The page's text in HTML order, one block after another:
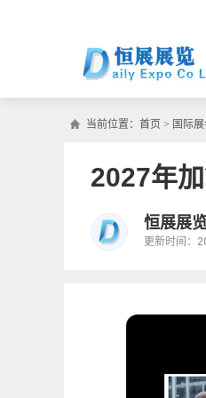
当前位置： 首页 > 国际
2027年
恒展展
更新时间：